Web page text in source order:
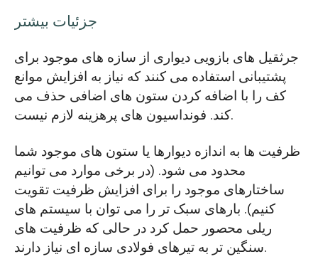
جزئیات بیشتر
جرثقیل های بازویی دیواری از سازه های موجود برای
پشتیبانی استفاده می کنند که نیاز به افزایش موانع
کف را با اضافه کردن ستون های اضافی حذف می
کند. فونداسیون های پرهزینه لازم نیست.
ظرفیت ها به اندازه دیوارها یا ستون های موجود شما
محدود می شود. (در برخی موارد می توانیم
ساختارهای موجود را برای افزایش ظرفیت تقویت
کنیم). بارهای سبک تر را می توان با سیستم های
ریلی محصور حمل کرد در حالی که ظرفیت های
سنگین تر به تیرهای فولادی سازه ای نیاز دارند.